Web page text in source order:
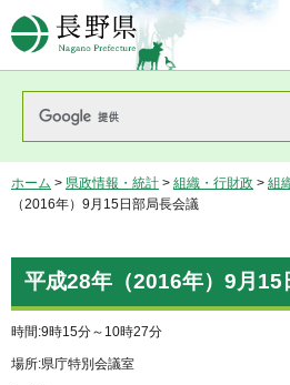
長野県Nagano
ホーム > 県政情報・統計 > 組織・行財政 > 組
（2016年）9月15日部局長会議
平成28年（2016年）9月15
時間:9時15分～10時27分
場所:県庁特別会議室